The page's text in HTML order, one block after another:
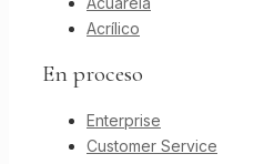
Acrílico
En proceso
Enterprise
Customer Service